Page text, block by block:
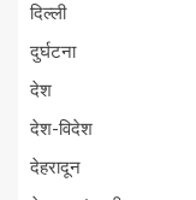
दिल्ली
दुर्घटना
देश
देश-विदेश
देहरादून